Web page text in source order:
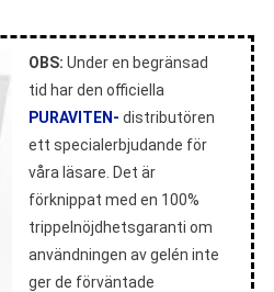
OBS: Under en begränsad
tid har den officiella
PURAVITEN- distributören
ett specialerbjudande för
våra läsare. Det är
förknippat med en 100%
trippelnöjdhetsgaranti om
användningen av gelén inte
ger de förväntade